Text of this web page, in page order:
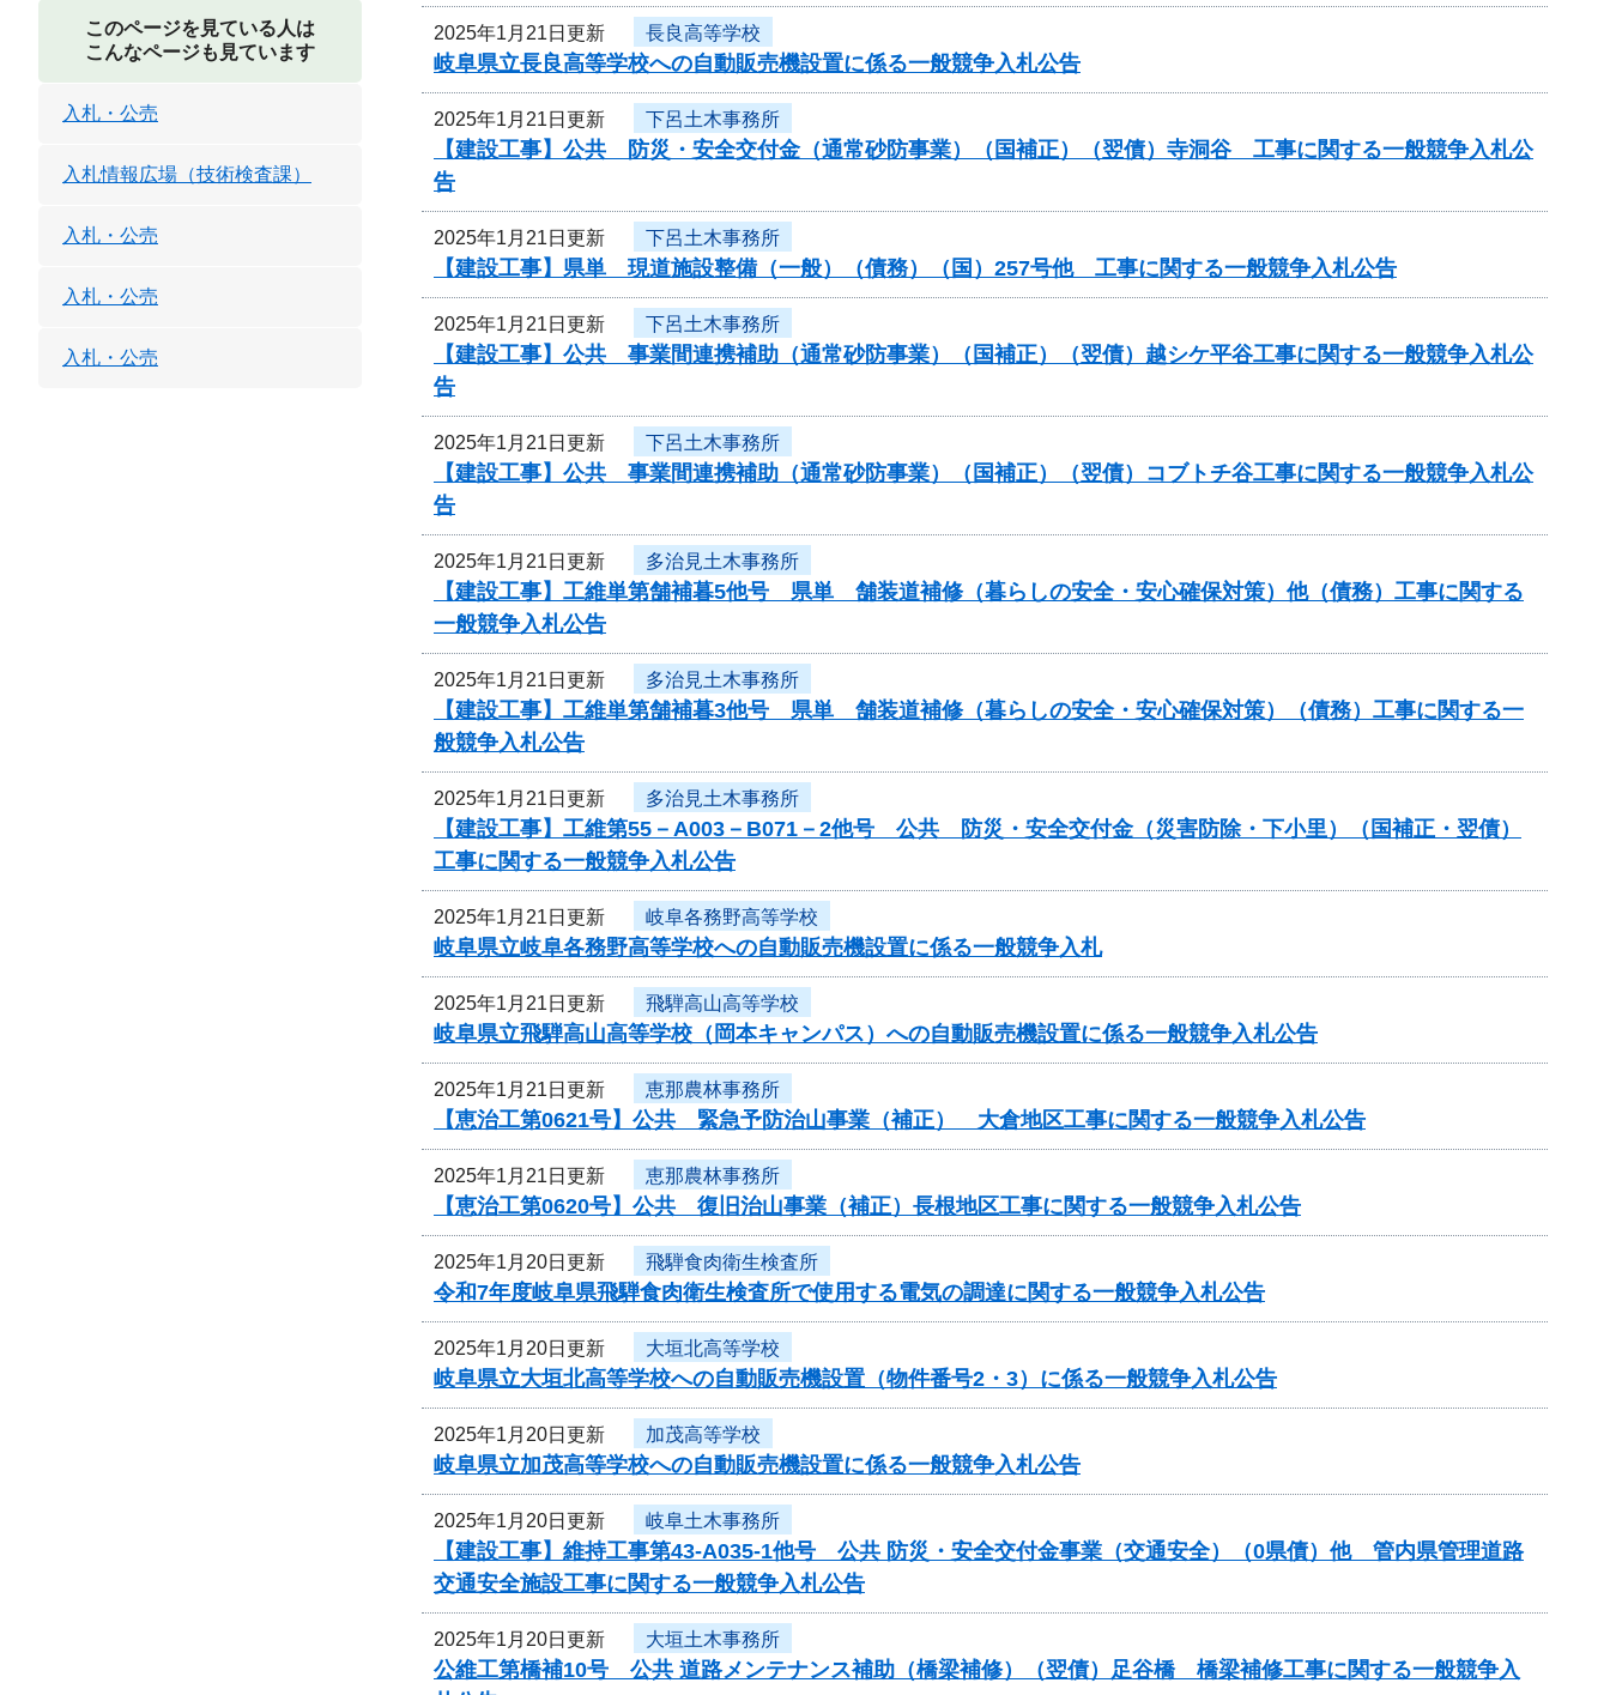
2025年1月21日更新 長良高等学校
岐阜県立長良高等学校への自動販売機設置に係る一般競争入札公告
2025年1月21日更新 下呂土木事務所
【建設工事】公共 防災・安全交付金（通常砂防事業）（国補正）（翌債）寺洞谷 工事に関する一般競争入札公
告
2025年1月21日更新 下呂土木事務所
【建設工事】県単 現道施設整備（一般）（債務）（国）257号他 工事に関する一般競争入札公告
2025年1月21日更新 下呂土木事務所
【建設工事】公共 事業間連携補助（通常砂防事業）（国補正）（翌債）越シケ平谷工事に関する一般競争入札公
告
2025年1月21日更新 下呂土木事務所
【建設工事】公共 事業間連携補助（通常砂防事業）（国補正）（翌債）コブトチ谷工事に関する一般競争入札公
告
2025年1月21日更新 多治見土木事務所
【建設工事】工維単第舗補暮5他号 県単 舗装道補修（暮らしの安全・安心確保対策）他（債務）工事に関する
一般競争入札公告
2025年1月21日更新 多治見土木事務所
【建設工事】工維単第舗補暮3他号 県単 舗装道補修（暮らしの安全・安心確保対策）（債務）工事に関する一
般競争入札公告
2025年1月21日更新 多治見土木事務所
【建設工事】工維第55－A003－B071－2他号 公共 防災・安全交付金（災害防除・下小里）（国補正・翌債）
工事に関する一般競争入札公告
2025年1月21日更新 岐阜各務野高等学校
岐阜県立岐阜各務野高等学校への自動販売機設置に係る一般競争入札
2025年1月21日更新 飛騨高山高等学校
岐阜県立飛騨高山高等学校（岡本キャンパス）への自動販売機設置に係る一般競争入札公告
2025年1月21日更新 恵那農林事務所
【恵治工第0621号】公共 緊急予防治山事業（補正） 大倉地区工事に関する一般競争入札公告
2025年1月21日更新 恵那農林事務所
【恵治工第0620号】公共 復旧治山事業（補正）長根地区工事に関する一般競争入札公告
2025年1月20日更新 飛騨食肉衛生検査所
令和7年度岐阜県飛騨食肉衛生検査所で使用する電気の調達に関する一般競争入札公告
2025年1月20日更新 大垣北高等学校
岐阜県立大垣北高等学校への自動販売機設置（物件番号2・3）に係る一般競争入札公告
2025年1月20日更新 加茂高等学校
岐阜県立加茂高等学校への自動販売機設置に係る一般競争入札公告
2025年1月20日更新 岐阜土木事務所
【建設工事】維持工事第43-A035-1他号 公共 防災・安全交付金事業（交通安全）（0県債）他 管内県管理道路
交通安全施設工事に関する一般競争入札公告
2025年1月20日更新 大垣土木事務所
公維工第橋補10号 公共 道路メンテナンス補助（橋梁補修）（翌債）足谷橋 橋梁補修工事に関する一般競争入
このページを見ている人は
こんなページも見ています
入札・公売
入札情報広場（技術検査課）
入札・公売
入札・公売
入札・公売